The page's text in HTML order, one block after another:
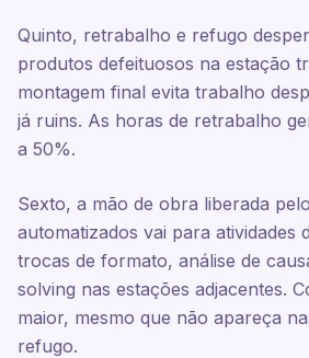
Quinto, retrabalho e refugo
produtos defeituosos na estação
montagem final evita trabalho
já ruins. As horas de retrabalho
a 50%.
Sexto, a mão de obra liberada
automatizados vai para atividades
trocas de formato, análise de
solving nas estações adjacentes.
maior, mesmo que não apareça
refugo.